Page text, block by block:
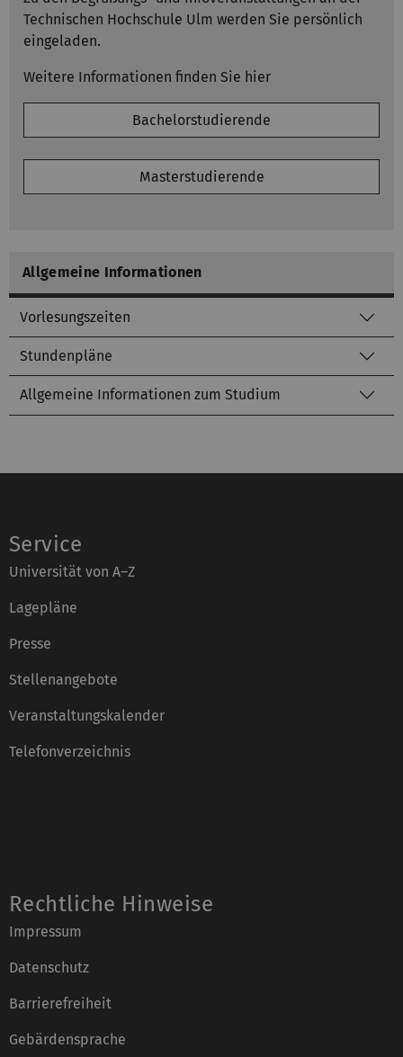
Technischen Hochschule Ulm werden Sie persönlich
eingeladen.
Weitere Informationen finden Sie hier
Bachelorstudierende
Masterstudierende
Allgemeine Informationen
Vorlesungszeiten
Stundenpläne
Allgemeine Informationen zum Studium
Service
Universität von A–Z
Lagepläne
Presse
Stellenangebote
Veranstaltungskalender
Telefonverzeichnis
Rechtliche Hinweise
Impressum
Datenschutz
Barrierefreiheit
Gebärdensprache